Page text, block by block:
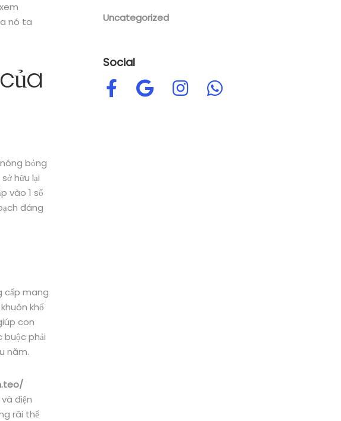
nó ta
bỏng
hữu lại
vào 1 số
đáng
cấp mang
khổ
con
buộc phải
năm.
điện
rãi thể
Uncategorized
Social